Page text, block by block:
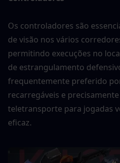
Os controladores são
de visão nos vários
permitindo execuções no
de estrangulamento
frequentemente preferido
recarregáveis ​​e
teletransporte para jogadas
eficaz.